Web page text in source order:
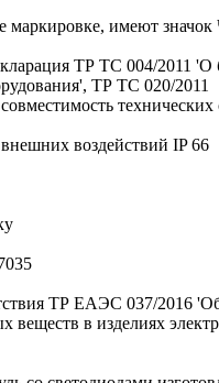
имеют значок
ТР ТС 004/2011 'О
ТР ТС 020/2011
технических
воздействий IP 66
ТР ЕАЭС 037/2016
веществ в изделиях